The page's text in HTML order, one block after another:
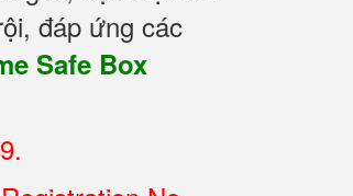
đáp ứng các
Safe Box